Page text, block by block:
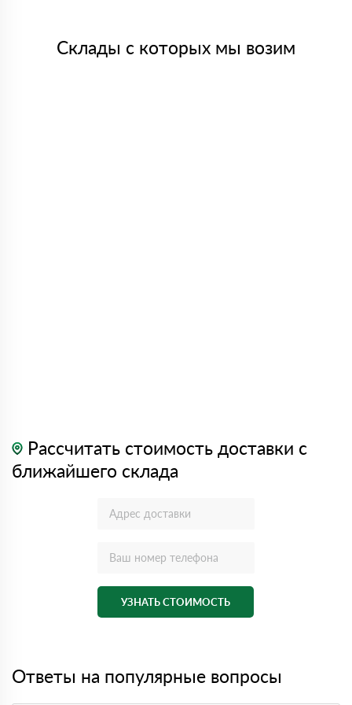
Склады с которых мы возим
Рассчитать стоимость доставки с
ближайшего склада
УЗНАТЬ СТОИМОСТЬ
Ответы на популярные вопросы